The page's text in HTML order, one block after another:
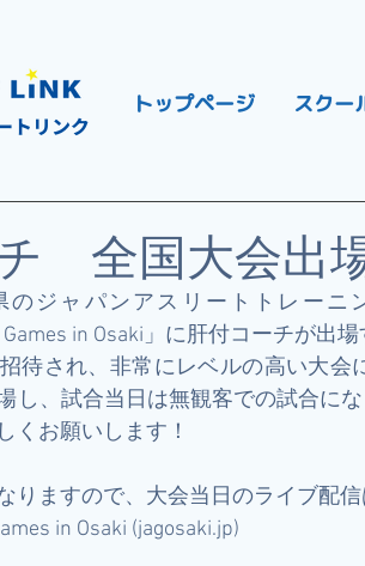
トップページ スクー
トリンク
全国大会出
のジャパンアスリートトレーニ
in Osaki」に肝付コーチが出
待され、非常にレベルの高い大会
し、試合当日は無観客での試合に
くお願いします！
りますので、大会当日のライブ配
in Osaki (jagosaki.jp)